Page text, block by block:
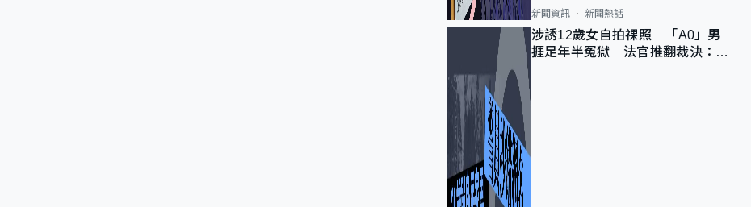
新聞資訊 新聞熱話
涉誘12歲女自拍祼照 「A0」男
捱足年半冤獄 法官推翻裁決：抄